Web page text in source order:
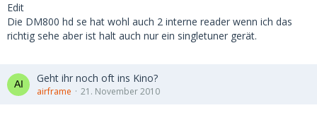
Edit
Die DM800 hd se hat wohl auch 2 interne reader wenn ich das
richtig sehe aber ist halt auch nur ein singletuner gerät.
Geht ihr noch oft ins Kino?
airframe 21. November 2010